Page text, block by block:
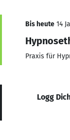
Bis heute 14
Praxis für
Logg